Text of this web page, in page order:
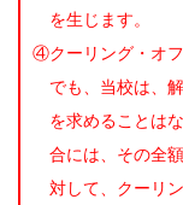
を生じます。
④クーリング・オ
でも、当校は、
を求めることは
合には、その全
対して、クーリ